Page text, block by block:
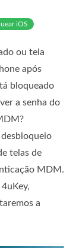
iOS
ou tela
após
bloqueado
a senha do
telas de
MDM.
a